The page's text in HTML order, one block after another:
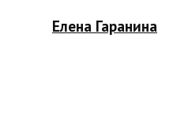
Елена Гаранина